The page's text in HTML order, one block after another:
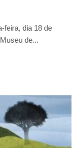
feira, dia 18 de
de...